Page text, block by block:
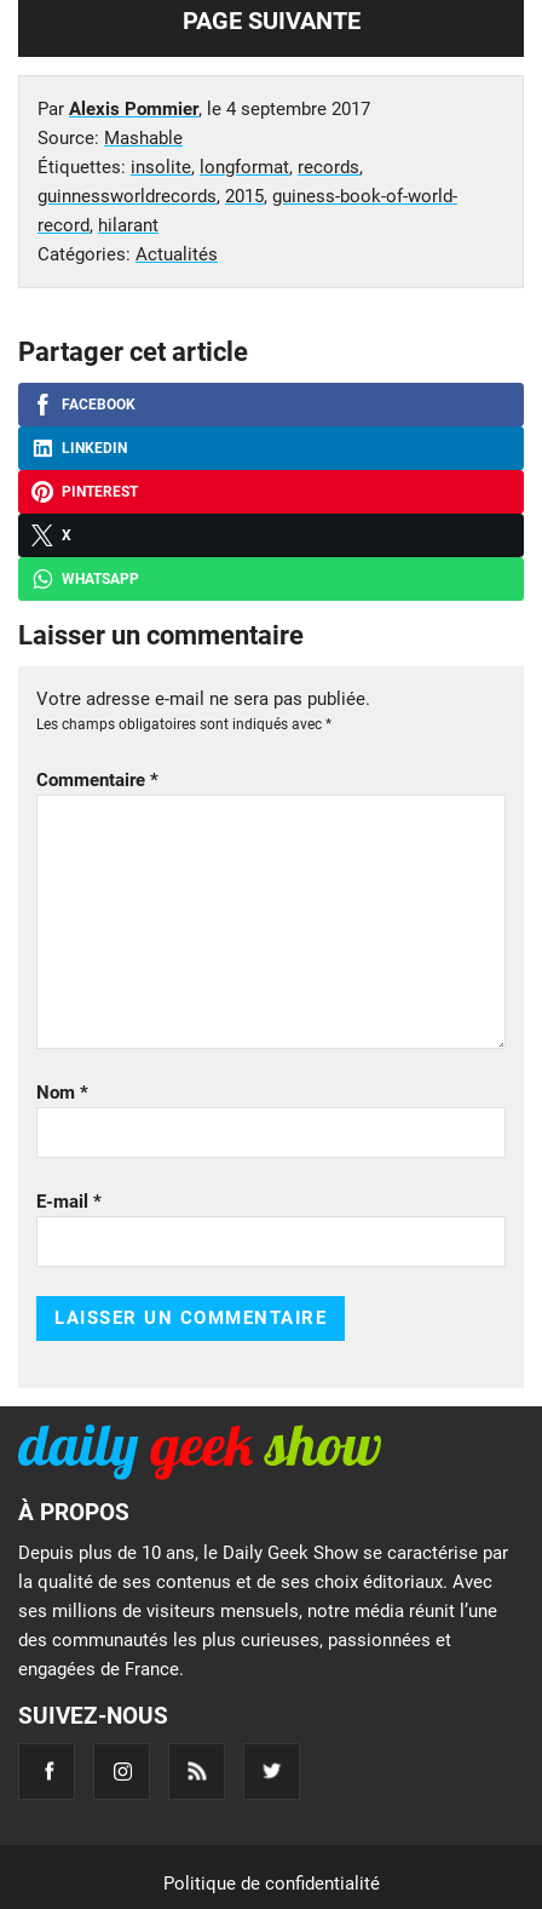
PAGE SUIVANTE
Par Alexis Pommier, le 4 septembre 2017
Source: Mashable
Étiquettes: insolite, longformat, records,
guinnessworldrecords, 2015, guiness-book-of-world-
record, hilarant
Catégories: Actualités
Partager cet article
FACEBOOK
LINKEDIN
PINTEREST
X
WHATSAPP
Laisser un commentaire
Votre adresse e-mail ne sera pas publiée.
Les champs obligatoires sont indiqués avec *
Commentaire *
Nom *
E-mail *
À PROPOS
Depuis plus de 10 ans, le Daily Geek Show se caractérise par
la qualité de ses contenus et de ses choix éditoriaux. Avec
ses millions de visiteurs mensuels, notre média réunit l’une
des communautés les plus curieuses, passionnées et
engagées de France.
SUIVEZ-NOUS
Politique de confidentialité